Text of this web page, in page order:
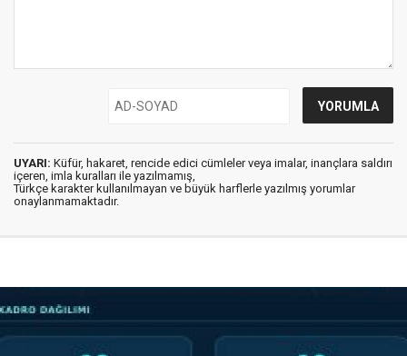
UYARI: Küfür, hakaret, rencide edici cümleler veya imalar, inançlara saldırı
içeren, imla kuralları ile yazılmamış,
Türkçe karakter kullanılmayan ve büyük harflerle yazılmış yorumlar
onaylanmamaktadır.